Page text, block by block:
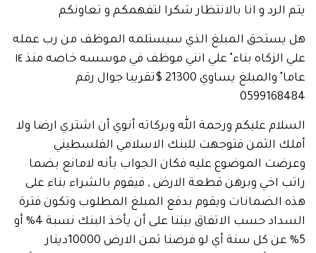
و انا بالانتظار شكرا لتفهمكم و تعاونكم
المبلغ الذي سيستلمه الموظف من رب عمله
علي الزكاه بناء" علي انني موظف في موسسه خاصه منذ ١٤
عاما" والمبلغ يساوي 21300 $تقريبا جوال رقم
عليكم ورحمة الله وبركاته أنوي أن اشتري ارضا ولا
الثمن فتوجهت للبنك الاسلامي الفلسطيني
الموضوع عليه فكان الجواب بأنه لامانع بضما
اخي وبرهن قطعة الارض , فيقوم بالشراء بناء على
ويقوم بدفع المبلغ المطلوب وتكون فترة
السداد حسب الاتفاق بيننا على أن يأخذ البنك نسبة 4% أو
5% عن كل سنة أي لو فرضنا ثمن الارض 10000دينار